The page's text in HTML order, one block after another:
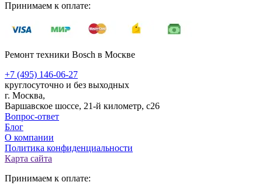
Принимаем к оплате:
Ремонт техники Bosch в Москве
+7 (495) 146-06-27
круглосуточно и без выходных
г. Москва,
Варшавское шоссе, 21-й километр, с26
Вопрос-ответ
Блог
О компании
Политика конфиденциальности
Карта сайта
Принимаем к оплате: